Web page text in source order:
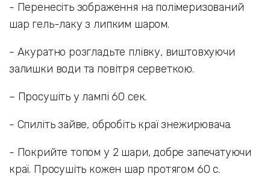
- Перенесіть зображення на полімеризований
шар гель-лаку з липким шаром.
- Акуратно розгладьте плівку, виштовхуючи
залишки води та повітря серветкою.
– Просушіть у лампі 60 сек.
- Спиліть зайве, обробіть краї знежирювача.
- Покрийте топом у 2 шари, добре запечатуючи
краї. Просушіть кожен шар протягом 60 с.